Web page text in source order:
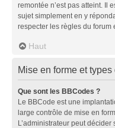
remontée n’est pas atteint. Il
sujet simplement en y
respecter les règles du forum
Haut
Mise en forme et
Que sont les BBCodes ?
Le BBCode est une
large contrôle de mise en
L’administrateur peut